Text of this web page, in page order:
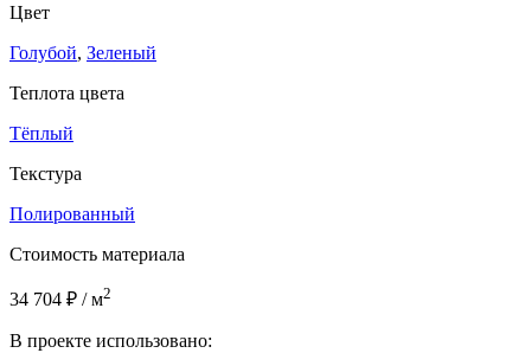
Цвет
Голубой, Зеленый
Теплота цвета
Тёплый
Текстура
Полированный
Стоимость материала
34 704 ₽ / м2
В проекте использовано: